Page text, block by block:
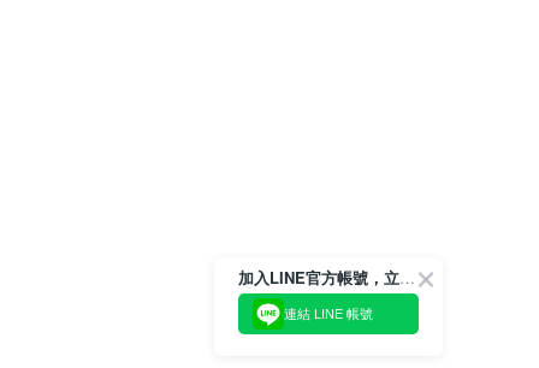
加入LINE官方帳號，立即獲得$100購物金!
連結 LINE 帳號